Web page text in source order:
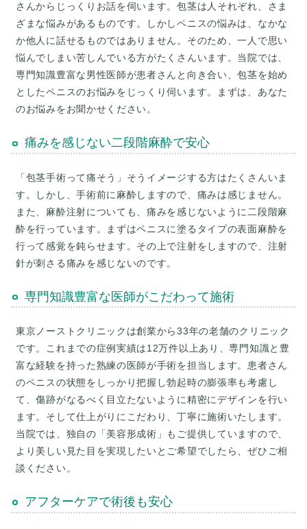
さんからじっくりお話を伺います。包茎は人それぞれ、さま
ざまな悩みがあるものです。しかしペニスの悩みは、なかな
か他人に話せるものではありません。そのため、一人で思い
悩んでしまい苦しんでいる方がたくさんいます。当院では、
専門知識豊富な男性医師が患者さんと向き合い、包茎を始め
としたペニスのお悩みをじっくり伺います。まずは、あなた
のお悩みをお聞かせください。
痛みを感じない二段階麻酔で安心
「包茎手術って痛そう」そうイメージする方はたくさんいま
す。しかし、手術前に麻酔しますので、痛みは感じません。
また、麻酔注射についても、痛みを感じないように二段階麻
酔を行っています。まずはペニスに塗るタイプの表面麻酔を
行って感覚を鈍らせます。その上で注射をしますので、注射
針が刺さる痛みを感じないのです。
専門知識豊富な医師がこだわって施術
東京ノーストクリニックは創業から33年の老舗のクリニック
です。これまでの症例実績は12万件以上あり、専門知識と豊
富な経験を持った熟練の医師が手術を担当します。患者さん
のペニスの状態をしっかり把握し勃起時の膨張率も考慮し
て、傷跡がなるべく目立たないように精密にデザインを行い
ます。そして仕上がりにこだわり、丁寧に施術いたします。
当院では、独自の「美容形成術」もご提供していますので、
より美しい見た目を実現したいとご希望でしたら、ぜひご相
アフターケアで術後も安心